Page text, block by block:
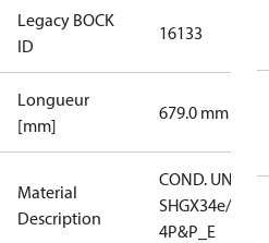
Legacy BOCK
ID
16133
Longueur
[mm]
679.0 mm
Material
Description
COND. UNIT
SHGX34e/380-
4P&P_E